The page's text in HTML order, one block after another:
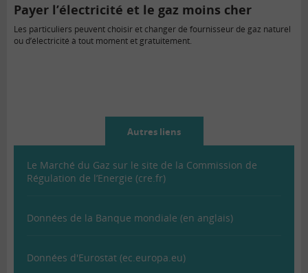
Payer l’électricité et le gaz moins cher
Les particuliers peuvent choisir et changer de fournisseur de gaz naturel
ou d’électricité à tout moment et gratuitement.
Autres liens
Le Marché du Gaz sur le site de la Commission de
Régulation de l’Energie (cre.fr)
Données de la Banque mondiale (en anglais)
Données d'Eurostat (ec.europa.eu)